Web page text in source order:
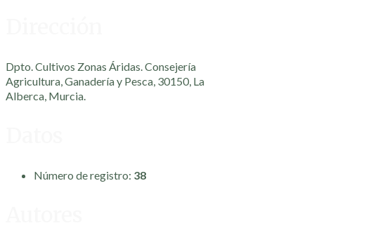
Dpto. Cultivos Zonas Áridas. Consejería
Agricultura, Ganadería y Pesca, 30150, La
Alberca, Murcia.
Número de registro: 38